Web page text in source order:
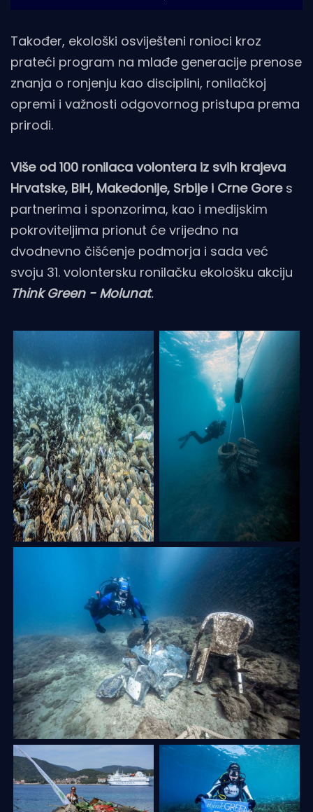
Također, ekološki osviješteni ronioci kroz
prateći program na mlađe generacije prenose
znanja o ronjenju kao disciplini, ronilačkoj
opremi i važnosti odgovornog pristupa prema
prirodi.
Više od 100 ronilaca volontera iz svih krajeva
Hrvatske, BiH, Makedonije, Srbije i Crne Gore s
partnerima i sponzorima, kao i medijskim
pokroviteljima prionut će vrijedno na
dvodnevno čišćenje podmorja i sada već
svoju 31. volontersku ronilačku ekološku akciju
Think Green - Molunat.